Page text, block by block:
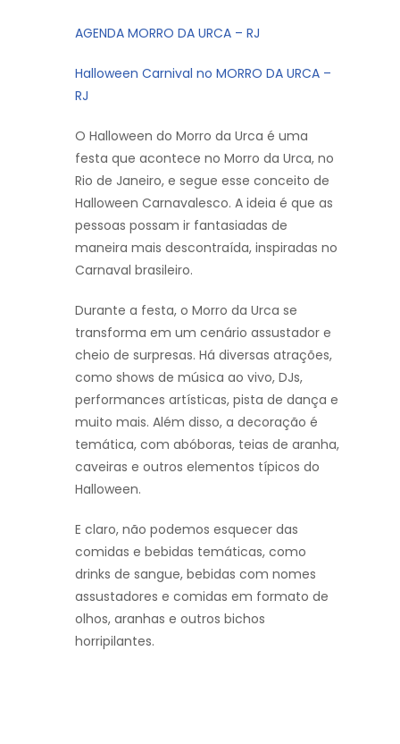
AGENDA MORRO DA URCA – RJ
Halloween Carnival no MORRO DA URCA –
RJ
O Halloween do Morro da Urca é uma
festa que acontece no Morro da Urca, no
Rio de Janeiro, e segue esse conceito de
Halloween Carnavalesco. A ideia é que as
pessoas possam ir fantasiadas de
maneira mais descontraída, inspiradas no
Carnaval brasileiro.
Durante a festa, o Morro da Urca se
transforma em um cenário assustador e
cheio de surpresas. Há diversas atrações,
como shows de música ao vivo, DJs,
performances artísticas, pista de dança e
muito mais. Além disso, a decoração é
temática, com abóboras, teias de aranha,
caveiras e outros elementos típicos do
Halloween.
E claro, não podemos esquecer das
comidas e bebidas temáticas, como
drinks de sangue, bebidas com nomes
assustadores e comidas em formato de
olhos, aranhas e outros bichos
horripilantes.